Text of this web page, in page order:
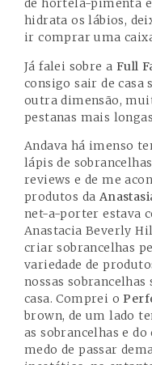
de hortelã-pimenta
hidrata os lábios,
ir comprar uma
Já falei sobre a Full
consigo sair de casa
outra dimensão,
pestanas mais
Andava há imenso
lápis de
reviews e de me
produtos da
net-a-porter estava
Anastacia Beverly
criar sobrancelhas
variedade de
nossas
casa. Comprei o
brown, de um lado
as sobrancelhas e
medo de passar